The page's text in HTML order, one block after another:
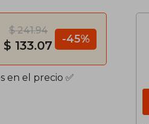
$ 241.94
$ 133.07 -45%
en el precio ✅